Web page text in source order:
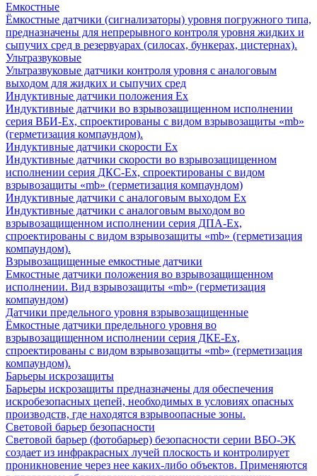
Емкостные
Ёмкостные датчики (сигнализаторы) уровня погружного типа,
предназначены для непрерывного контроля уровня жидких и
сыпучих сред в резервуарах (силосах, бункерах, цистернах).
Ультразвуковые
Ультразвуковые датчики контроля уровня с аналоговым
выходом для жидких и сыпучих сред
Индуктивные датчики положения Ех
Индуктивные датчики во взрывозащищенном исполнении
серия ВБИ-Ех, спроектированы с видом взрывозащиты «mb»
(герметизация компаундом).
Индуктивные датчики скорости Ех
Индуктивные датчики скорости во взрывозащищенном
исполнении серия ДКС-Ех, спроектированы с видом
взрывозащиты «mb» (герметизация компаундом)
Индуктивные датчики с аналоговым выходом Ех
Индуктивные датчики с аналоговым выходом во
взрывозащищенном исполнении серия ДПА-Ех,
спроектированы с видом взрывозащиты «mb» (герметизация
компаундом).
Взрывозащищенные емкостные датчики
Емкостные датчики положения во взрывозащищенном
исполнении. Вид взрывозащиты «mb» (герметизация
компаундом)
Датчики предельного уровня взрывозащищенные
Ёмкостные датчики предельного уровня во
взрывозащищенном исполнении серия ДКЕ-Ех,
спроектированы с видом взрывозащиты «mb» (герметизация
компаундом).
Барьеры искрозащиты
Барьеры искрозащиты предназначены для обеспечения
искробезопасных цепей, необходимых в условиях опасных
производств, где находятся взрывоопасные зоны.
Световой барьер безопасности
Световой барьер (фотобарьер) безопасности серии ВБО-ЭК
создает из инфракрасных лучей плоскость и контролирует
проникновение через нее каких-либо объектов. Применяются